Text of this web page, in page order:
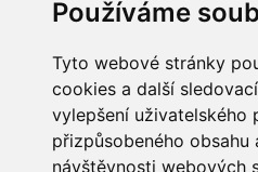
Používáme
Tyto webové stránky
cookies a další
vylepšení uživatelského
přizpůsobeného obsahu
návštěvnosti webových
Vnitřní průměr Dw: 121 mm
INFORMACE